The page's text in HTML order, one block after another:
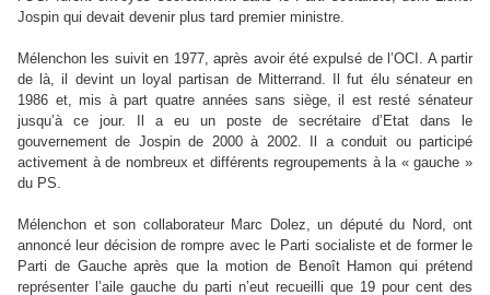
Jospin qui devait devenir plus tard premier ministre.
Mélenchon les suivit en 1977, après avoir été expulsé de l’OCI. A partir
de là, il devint un loyal partisan de Mitterrand. Il fut élu sénateur en
1986 et, mis à part quatre années sans siège, il est resté sénateur
jusqu’à ce jour. Il a eu un poste de secrétaire d’Etat dans le
gouvernement de Jospin de 2000 à 2002. Il a conduit ou participé
activement à de nombreux et différents regroupements à la « gauche »
du PS.
Mélenchon et son collaborateur Marc Dolez, un député du Nord, ont
annoncé leur décision de rompre avec le Parti socialiste et de former le
Parti de Gauche après que la motion de Benoît Hamon qui prétend
représenter l’aile gauche du parti n’eut recueilli que 19 pour cent des